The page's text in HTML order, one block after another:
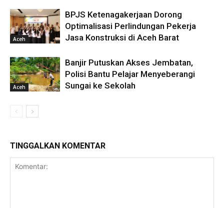
Aceh
BPJS Ketenagakerjaan Dorong
Optimalisasi Perlindungan Pekerja
Jasa Konstruksi di Aceh Barat
Aceh
Banjir Putuskan Akses Jembatan,
Polisi Bantu Pelajar Menyeberangi
Sungai ke Sekolah
TINGGALKAN KOMENTAR